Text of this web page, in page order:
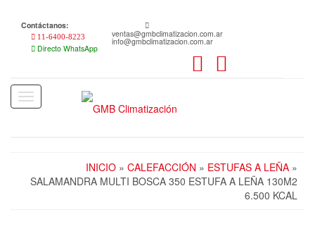
content
Contáctanos:
11-6400-8223
Directo WhatsApp
ventas@gmbclimatizacion.com.ar
info@gmbclimatizacion.com.ar
Toggle
navigation
INICIO » CALEFACCIÓN » ESTUFAS A LEÑA »
SALAMANDRA MULTI BOSCA 350 ESTUFA A LEÑA 130M2
6.500 KCAL